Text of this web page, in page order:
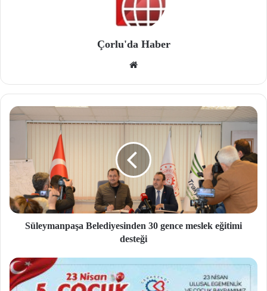
Çorlu'da Haber
site
si
Süleymanpaşa Belediyesinden 30 gence meslek eğitimi
desteği